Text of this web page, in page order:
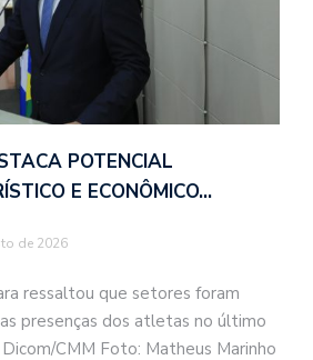
POTENCIAL
E ECONÔMICO…
de 2026
ressaltou que setores foram
presenças dos atletas no último
CMM Foto: Matheus Marinho